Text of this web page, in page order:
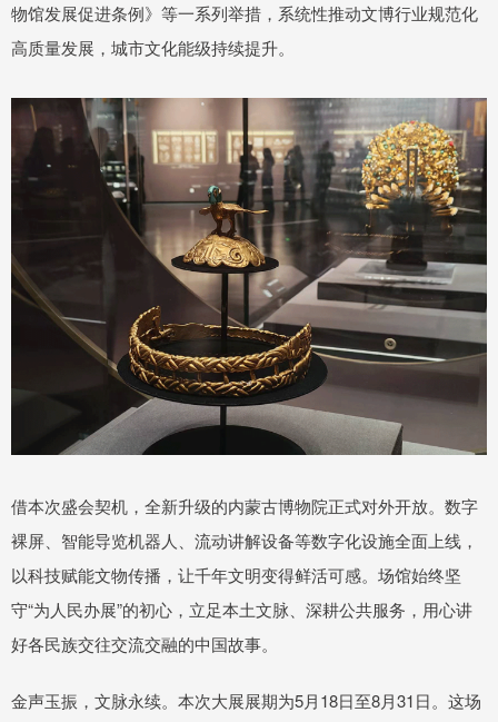
物馆发展促进条例》等一系列举措，系统性推动文博行业规范化
高质量发展，城市文化能级持续提升。
借本次盛会契机，全新升级的内蒙古博物院正式对外开放。数字
裸屏、智能导览机器人、流动讲解设备等数字化设施全面上线，
以科技赋能文物传播，让千年文明变得鲜活可感。场馆始终坚
守“为人民办展”的初心，立足本土文脉、深耕公共服务，用心讲
好各民族交往交流交融的中国故事。
金声玉振，文脉永续。本次大展展期为5月18日至8月31日。这场